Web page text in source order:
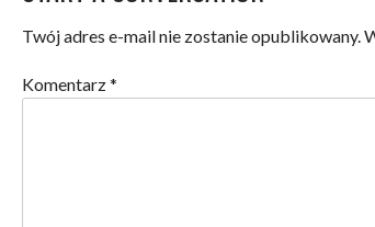
Twój adres e-mail nie zostanie opublikowany.
Komentarz*